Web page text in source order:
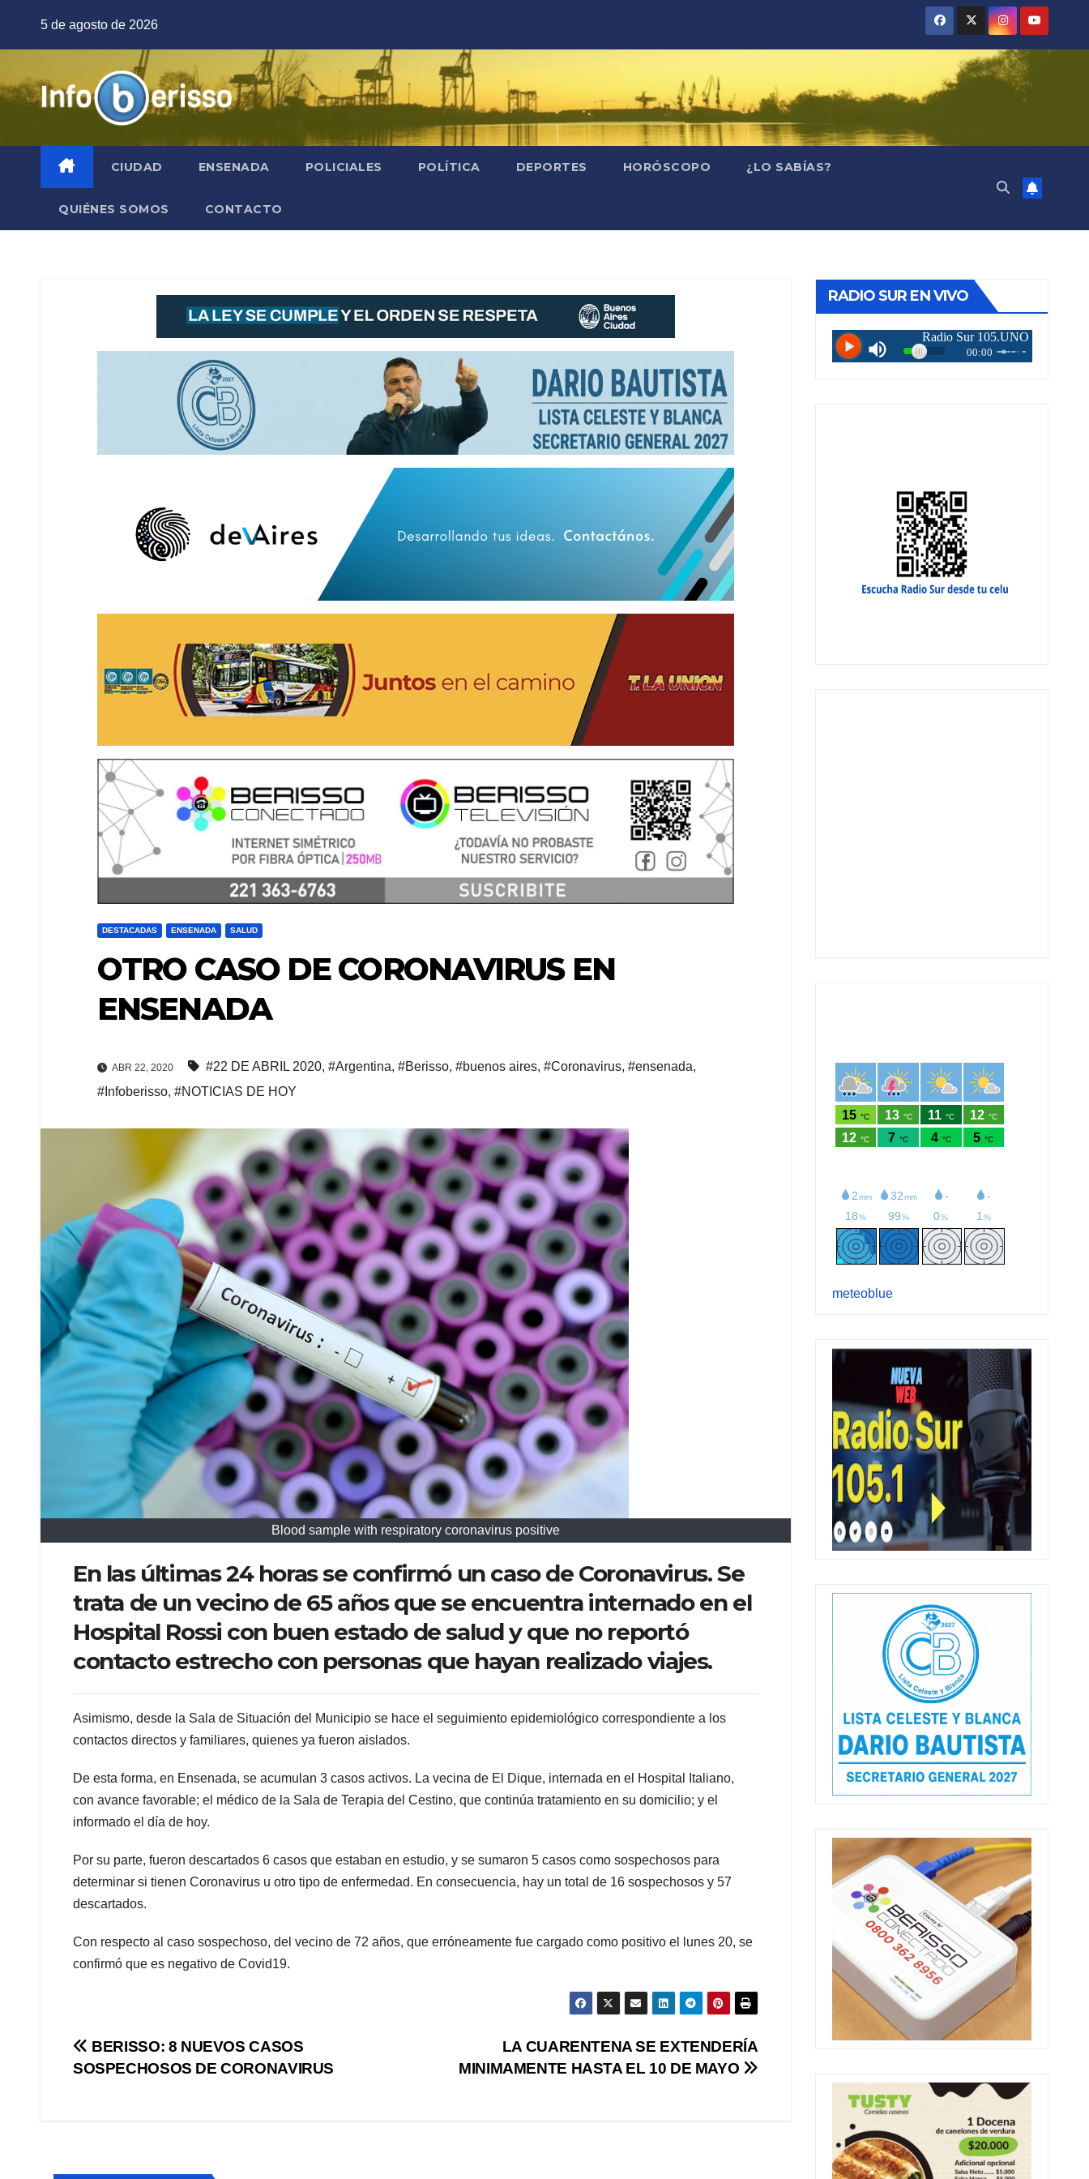
5 de agosto de 2026
CIUDAD ENSENADA POLICIALES POLÍTICA DEPORTES HORÓSCOPO ¿LO SABÍAS?
QUIÉNES SOMOS CONTACTO
DESTACADAS ENSENADA SALUD
OTRO CASO DE CORONAVIRUS EN
ENSENADA
ABR 22, 2020 #22 DE ABRIL 2020, #Argentina, #Berisso, #buenos aires, #Coronavirus, #ensenada,
#Infoberisso, #NOTICIAS DE HOY
Blood sample with respiratory coronavirus positive
En las últimas 24 horas se confirmó un caso de Coronavirus. Se
trata de un vecino de 65 años que se encuentra internado en el
Hospital Rossi con buen estado de salud y que no reportó
contacto estrecho con personas que hayan realizado viajes.
Asimismo, desde la Sala de Situación del Municipio se hace el seguimiento epidemiológico correspondiente a los
contactos directos y familiares, quienes ya fueron aislados.
De esta forma, en Ensenada, se acumulan 3 casos activos. La vecina de El Dique, internada en el Hospital Italiano,
con avance favorable; el médico de la Sala de Terapia del Cestino, que continúa tratamiento en su domicilio; y el
informado el día de hoy.
Por su parte, fueron descartados 6 casos que estaban en estudio, y se sumaron 5 casos como sospechosos para
determinar si tienen Coronavirus u otro tipo de enfermedad. En consecuencia, hay un total de 16 sospechosos y 57
descartados.
Con respecto al caso sospechoso, del vecino de 72 años, que erróneamente fue cargado como positivo el lunes 20, se
confirmó que es negativo de Covid19.
Navegación
LA CUARENTENA SE EXTENDERÍA
MINIMAMENTE HASTA EL 10 DE MAYO
BERISSO: 8 NUEVOS CASOS
SOSPECHOSOS DE CORONAVIRUS
RADIO SUR EN VIVO
meteoblue